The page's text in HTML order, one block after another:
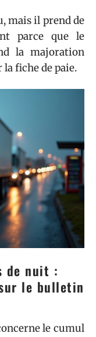
mais il prend de
parce que le
la majoration
fiche de paie.
de nuit :
le bulletin
le cumul